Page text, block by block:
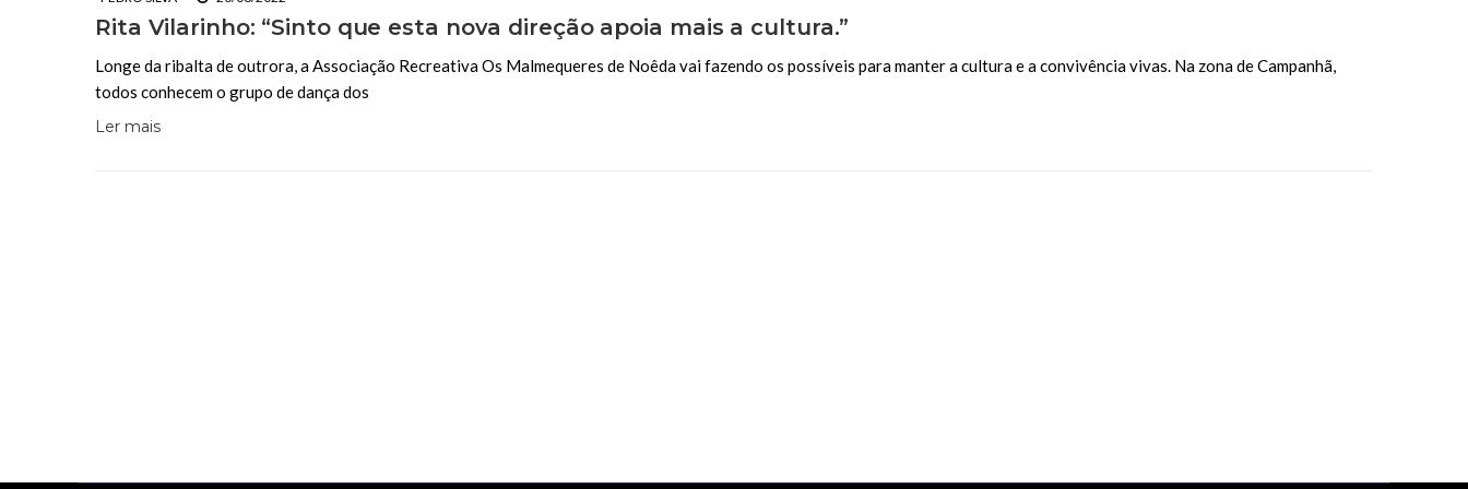
Rita Vilarinho: “Sinto que esta nova direção apoia mais a cultura.”
Longe da ribalta de outrora, a Associação Recreativa Os Malmequeres de Noêda vai fazendo os possíveis para manter a cultura e a convivência vivas. Na zona de Campanhã,
todos conhecem o grupo de dança dos
Ler mais